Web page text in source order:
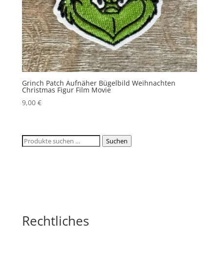
Grinch Patch Aufnäher Bügelbild Weihnachten
Christmas Figur Film Movie
9,00 €
Suchen
Suchen
Rechtliches